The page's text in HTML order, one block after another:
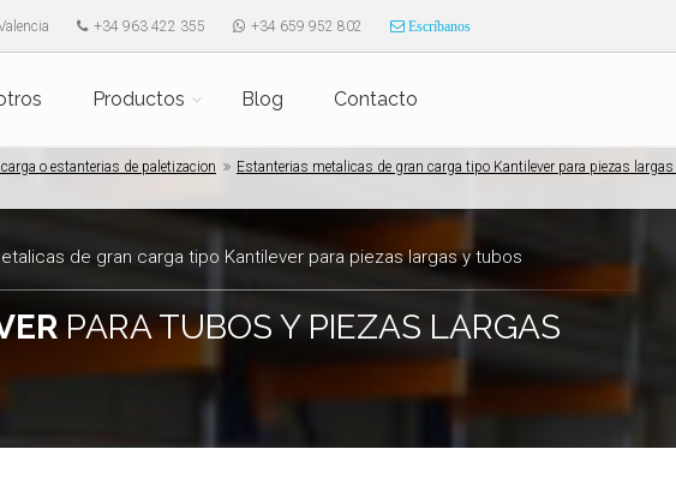
+34 963 422 355 +34 659 952 802 Escríbanos
Productos Blog Contacto
o estanterias de paletizacion
Estanterias metalicas de gran carga tipo Kantilever para piezas
de gran carga tipo Kantilever para piezas largas y tubos
PARA TUBOS Y PIEZAS LARGAS